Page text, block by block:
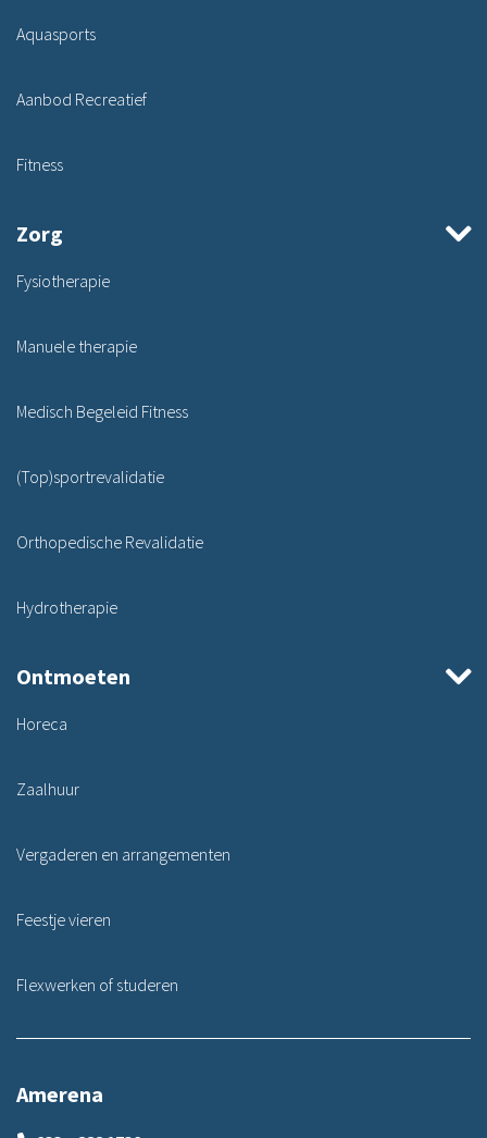
Aquasports
Aanbod Recreatief
Fitness
Zorg
Fysiotherapie
Manuele therapie
Medisch Begeleid Fitness
(Top)sportrevalidatie
Orthopedische Revalidatie
Hydrotherapie
Ontmoeten
Horeca
Zaalhuur
Vergaderen en arrangementen
Feestje vieren
Flexwerken of studeren
Amerena